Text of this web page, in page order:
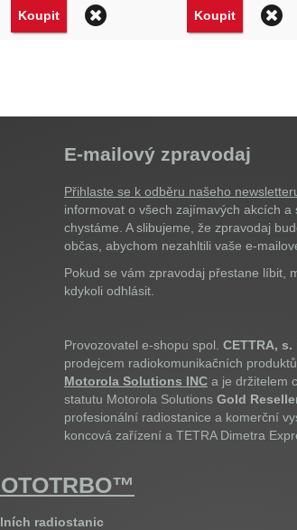
Koupit OdstranitKoupit
E-mailový zpravodaj
Přihlaste se k odběru našeho
informovat o všech zajímavých akcích a
chystáme. A slibujeme, že zpravodaj
občas, abychom nezahltili vaše e-
Pokud se vám zpravodaj přestane líbit,
kdykoli odhlásit.
Provozovatel e-shopu spol. CETTRA, s.
prodejcem radiokomunikačních
Motorola Solutions INCa je držitelem
statutu Motorola Solutions Gold
profesionální radiostanice a komerční
koncová zařízení a TETRA Dimetra
radiostanic